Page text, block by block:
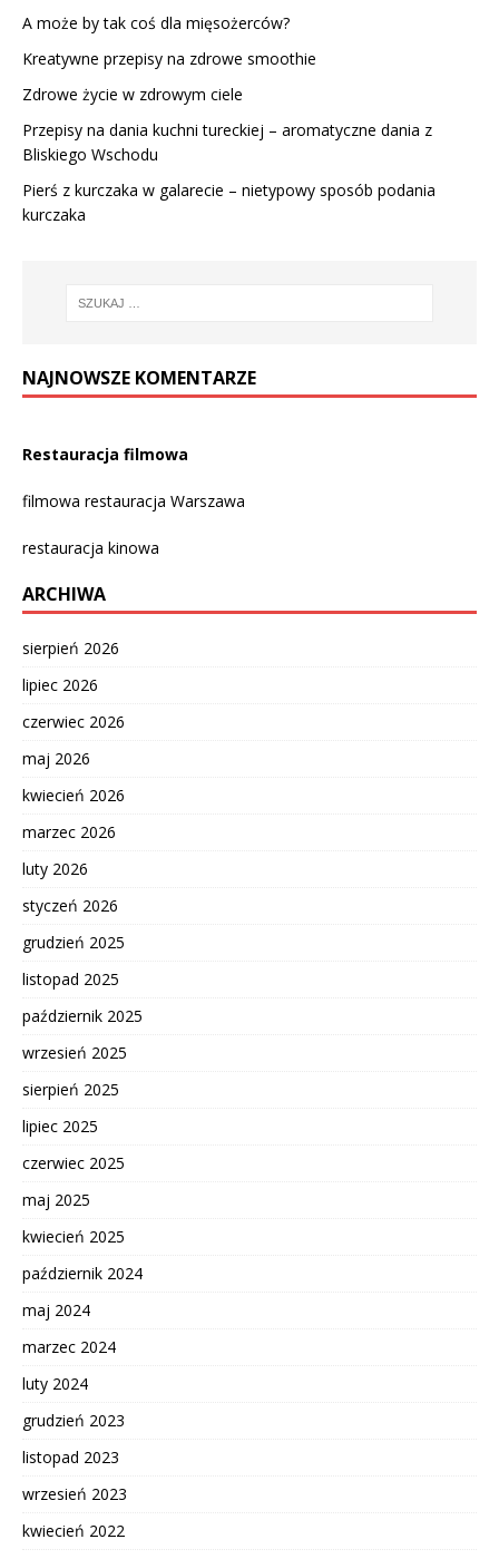
A może by tak coś dla mięsożerców?
Kreatywne przepisy na zdrowe smoothie
Zdrowe życie w zdrowym ciele
Przepisy na dania kuchni tureckiej – aromatyczne dania z
Bliskiego Wschodu
Pierś z kurczaka w galarecie – nietypowy sposób podania
kurczaka
NAJNOWSZE KOMENTARZE
Restauracja filmowa
filmowa restauracja Warszawa
restauracja kinowa
ARCHIWA
sierpień 2026
lipiec 2026
czerwiec 2026
maj 2026
kwiecień 2026
marzec 2026
luty 2026
styczeń 2026
grudzień 2025
listopad 2025
październik 2025
wrzesień 2025
sierpień 2025
lipiec 2025
czerwiec 2025
maj 2025
kwiecień 2025
październik 2024
maj 2024
marzec 2024
luty 2024
grudzień 2023
listopad 2023
wrzesień 2023
kwiecień 2022